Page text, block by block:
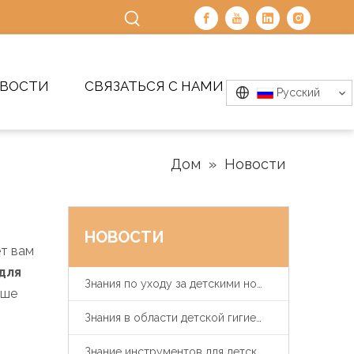
СВЯЗАТЬСЯ С НАМИ Pусский
Дом » Новости
вам
НОВОСТИ